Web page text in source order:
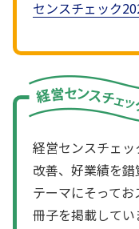
センスチェック
経営センスチェ
改善、好業績を錯
テーマにそって
冊子を掲載してい